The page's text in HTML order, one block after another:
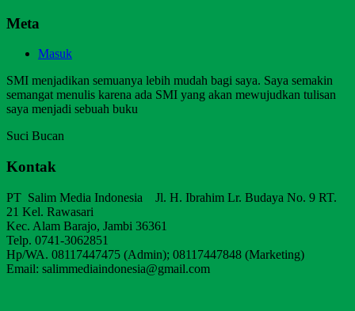
Meta
Masuk
SMI menjadikan semuanya lebih mudah bagi saya. Saya semakin
semangat menulis karena ada SMI yang akan mewujudkan tulisan
saya menjadi sebuah buku
Suci Bucan
Kontak
PT Salim Media Indonesia Jl. H. Ibrahim Lr. Budaya No. 9 RT.
21 Kel. Rawasari
Kec. Alam Barajo, Jambi 36361
Telp. 0741-3062851
Hp/WA. 08117447475 (Admin); 08117447848 (Marketing)
Email: salimmediaindonesia@gmail.com